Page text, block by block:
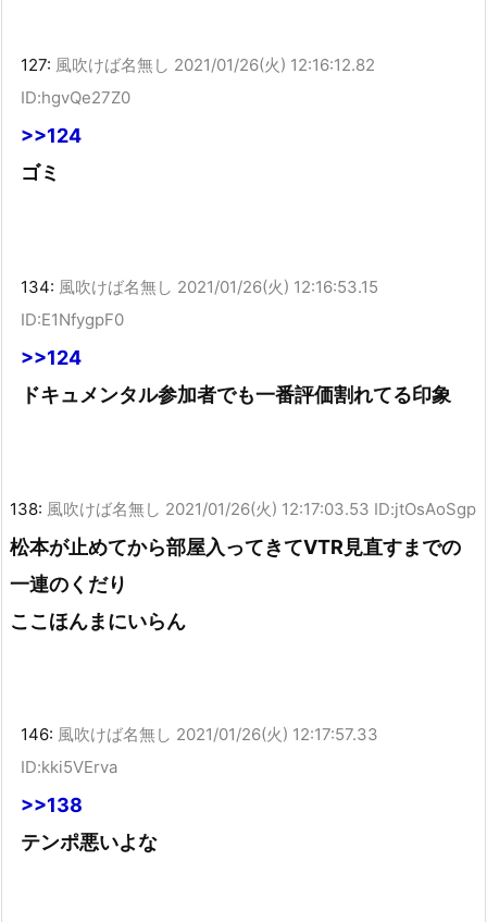
127: 風吹けば名無し 2021/01/26(火) 12:16:12.82
ID:hgvQe27Z0
>>124
ゴミ
134: 風吹けば名無し 2021/01/26(火) 12:16:53.15
ID:E1NfygpF0
>>124
ドキュメンタル参加者でも一番評価割れてる印象
138: 風吹けば名無し 2021/01/26(火) 12:17:03.53 ID:jtOsAoSgp
松本が止めてから部屋入ってきてVTR見直すまでの
一連のくだり
ここほんまにいらん
146: 風吹けば名無し 2021/01/26(火) 12:17:57.33
ID:kki5VErva
>>138
テンポ悪いよな